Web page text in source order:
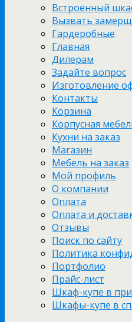
Встроенный
Вызвать
Гардеробные
Главная
Дилерам
Задайте вопрос
Изготовление
Контакты
Корзина
Корпусная
Кухни на заказ
Магазин
Мебель на заказ
Мой профиль
О компании
Оплата
Оплата и
Отзывы
Поиск по сайту
Политика
Портфолио
Прайс-лист
Шкаф-купе в
Шкафы-купе в